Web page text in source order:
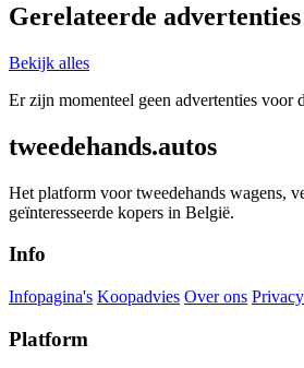
Gerelateerde advertenties
Bekijk alles
Er zijn momenteel geen advertenties voor
tweedehands.autos
Het platform voor tweedehands wagens,
geïnteresseerde kopers in België.
Info
Infopagina's Koopadvies Over ons
Platform